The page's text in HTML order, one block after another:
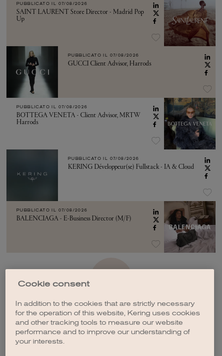
PUBBLICATO IL 07/08/2026
SAINT LAURENT Store Director - Madrid Pop
Up
PUBBLICATO IL 07/08/2026
GUCCI Client Advisor, Harrods
PUBBLICATO IL 07/08/2026
BOTTEGA VENETA - Client Advisor, MRTW
Harrods
PUBBLICATO IL 07/08/2026
KERING Développeur(se) Fullstack - IA & Cloud
PUBBLICATO IL 07/08/2026
BALENCIAGA - E-Business Director (M/F)
Cookie consent
In addition to the cookies that are strictly necessary
for the operation of this website, Kering uses cookies
and other tracking tools to measure our website
performance and to improve our understanding of
your interests.